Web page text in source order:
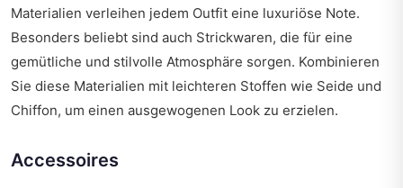
Materialien verleihen jedem Outfit eine luxuriöse Note.
Besonders beliebt sind auch Strickwaren, die für eine
gemütliche und stilvolle Atmosphäre sorgen. Kombinieren
Sie diese Materialien mit leichteren Stoffen wie Seide und
Chiffon, um einen ausgewogenen Look zu erzielen.
Accessoires